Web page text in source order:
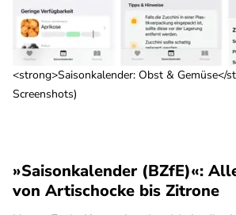
<strong>Saisonkalender: Obst & Gemüse</
Screenshots)
»Saisonkalender (BZfE)«:
von Artischocke bis Zitrone